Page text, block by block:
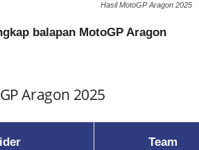
Hasil MotoGP Aragon 2025
balapan MotoGP Aragon
Aragon 2025
Team